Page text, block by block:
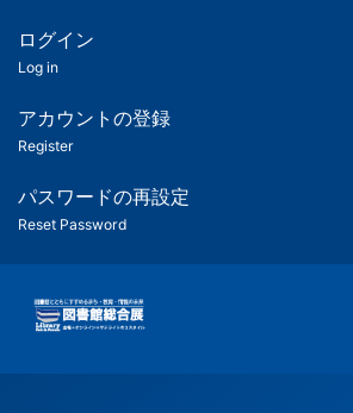
ツ
匿
名
ユ
ー
ー
用
メ
ログイン
Log in
アカウントの登録
Register
パスワードの再設定
Reset Password